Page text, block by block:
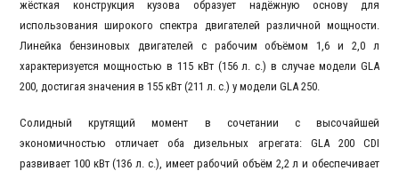
жёсткая конструкция кузова образует надёжную основу для
использования широкого спектра двигателей различной мощности.
Линейка бензиновых двигателей с рабочим объёмом 1,6 и 2,0 л
характеризуется мощностью в 115 кВт (156 л. с.) в случае модели GLA
200, достигая значения в 155 кВт (211 л. с.) у модели GLA 250.
Солидный крутящий момент в сочетании с высочайшей
экономичностью отличает оба дизельных агрегата: GLA 200 CDI
развивает 100 кВт (136 л. с.), имеет рабочий объём 2,2 л и обеспечивает